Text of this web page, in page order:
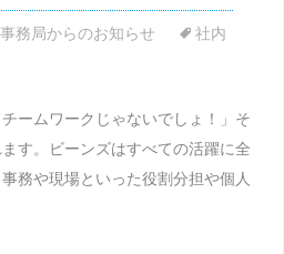
事務局からのお知らせ
社内
ームワークじゃないでしょ！」そ
す。ビーンズはすべての活躍に全
務や現場といった役割分担や個人